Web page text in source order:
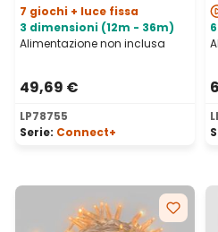
7 giochi + luce fissa
3 dimensioni (12m - 36m)
Alimentazione non inclusa
49,69 €
LP78755
Serie: Connect+